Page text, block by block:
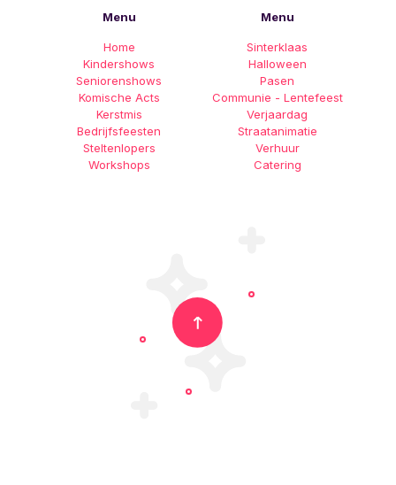
Menu
Home
Kindershows
Seniorenshows
Komische Acts
Kerstmis
Bedrijfsfeesten
Steltenlopers
Workshops
Menu
Sinterklaas
Halloween
Pasen
Communie - Lentefeest
Verjaardag
Straatanimatie
Verhuur
Catering